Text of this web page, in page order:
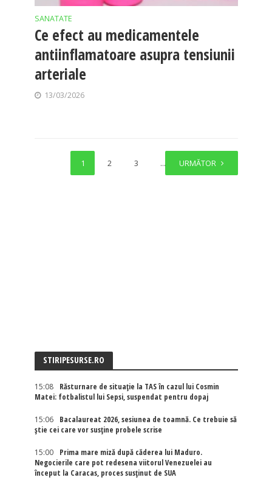
SANATATE
Ce efect au medicamentele
antiinflamatoare asupra tensiunii
arteriale
13/03/2026
1 2 3 … 15
URMĂTOR
STIRIPESURSE.RO
15:08
Răsturnare de situație la TAS în cazul lui Cosmin
Matei: fotbalistul lui Sepsi, suspendat pentru dopaj
15:06
Bacalaureat 2026, sesiunea de toamnă. Ce trebuie să
știe cei care vor susține probele scrise
15:00
Prima mare miză după căderea lui Maduro.
Negocierile care pot redesena viitorul Venezuelei au
început la Caracas, proces susținut de SUA